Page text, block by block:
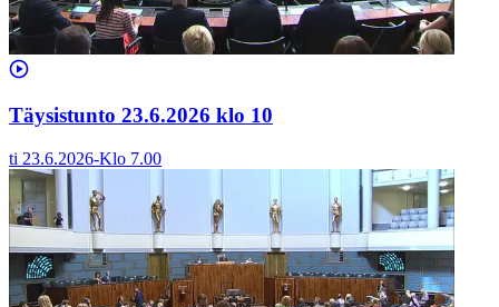
Täysistunto 23.6.2026 klo 10
ti 23.6.2026-Klo 7.00